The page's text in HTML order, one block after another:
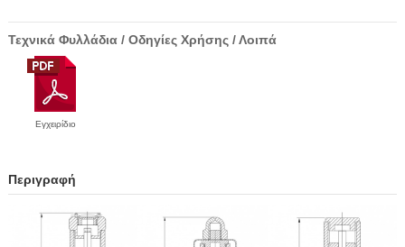
Τεχνικά Φυλλάδια / Οδηγίες Χρήσης / Λοιπά
Εγχειρίδιο
Περιγραφή